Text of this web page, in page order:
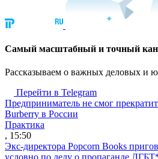
Cамый масштабный и точный
Рассказываем о важных деловых и
Перейти в Telegram
Предприниматель не смог
Burberry в России
Практика
, 15:50
Экс-директора Popcorn Books